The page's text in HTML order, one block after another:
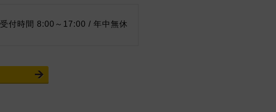
受付時間 8:00～17:00 / 年中無休